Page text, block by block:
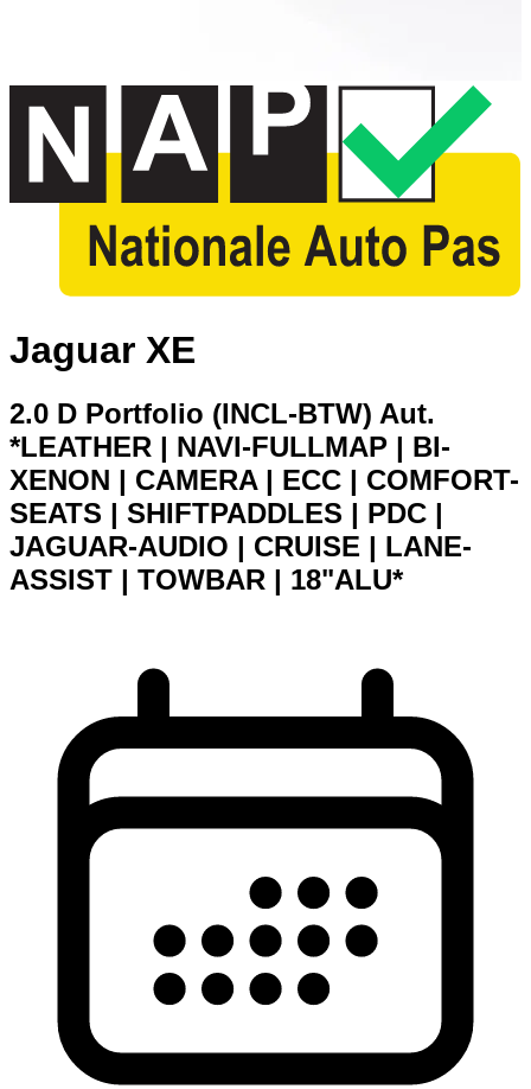
Jaguar XE
2.0 D Portfolio (INCL-BTW) Aut.
*LEATHER | NAVI-FULLMAP | BI-
XENON | CAMERA | ECC | COMFORT-
SEATS | SHIFTPADDLES | PDC |
JAGUAR-AUDIO | CRUISE | LANE-
ASSIST | TOWBAR | 18"ALU*